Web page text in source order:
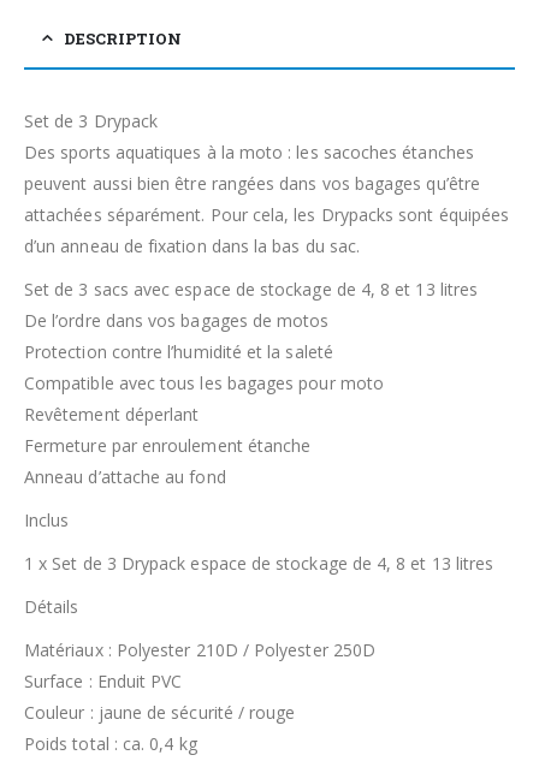
DESCRIPTION
Set de 3 Drypack
Des sports aquatiques à la moto : les sacoches étanches
peuvent aussi bien être rangées dans vos bagages qu’être
attachées séparément. Pour cela, les Drypacks sont équipées
d’un anneau de fixation dans la bas du sac.
Set de 3 sacs avec espace de stockage de 4, 8 et 13 litres
De l’ordre dans vos bagages de motos
Protection contre l’humidité et la saleté
Compatible avec tous les bagages pour moto
Revêtement déperlant
Fermeture par enroulement étanche
Anneau d’attache au fond
Inclus
1 x Set de 3 Drypack espace de stockage de 4, 8 et 13 litres
Détails
Matériaux : Polyester 210D / Polyester 250D
Surface : Enduit PVC
Couleur : jaune de sécurité / rouge
Poids total : ca. 0,4 kg